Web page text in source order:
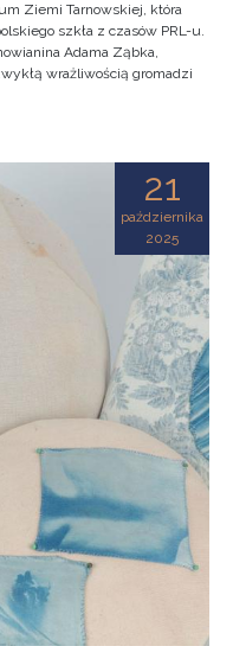
Ziemi Tarnowskiej, która
szkła z czasów PRL-u.
Adama Ząbka,
wrażliwością gromadzi
21
października
2025